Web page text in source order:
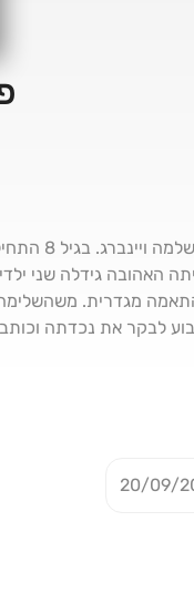
שילה
האהובה גידלה שני
מגדרית. משהשלימה
לבקר את נכדתה